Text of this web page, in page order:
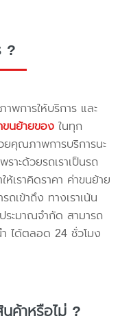
?
พการให้บริการ และ
ขนย้ายของ ในทุก
ยคุณภาพการบริการนะ
ราะด้วยรถเราเป็นรถ
เราคิดราคา ค่าขนย้าย
เข้าถึง ทางเราเน้น
ระมาณจำกัด สามารถ
ได้ตลอด 24 ชั่วโมง
ค้าหรือไม่ ?